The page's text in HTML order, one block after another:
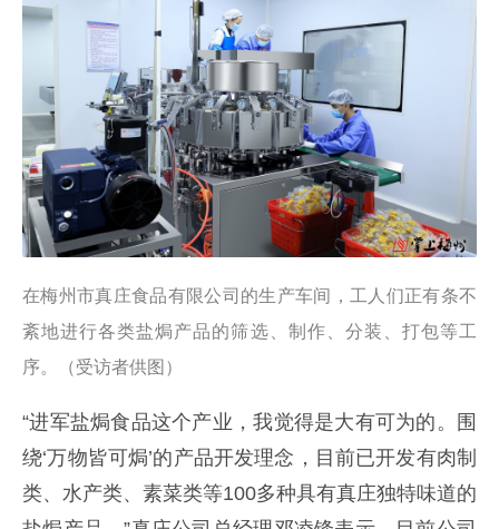
在梅州市真庄食品有限公司的生产车间，工人们正有条不
紊地进行各类盐焗产品的筛选、制作、分装、打包等工
序。（受访者供图）
“进军盐焗食品这个产业，我觉得是大有可为的。围
绕‘万物皆可焗’的产品开发理念，目前已开发有肉制
类、水产类、素菜类等100多种具有真庄独特味道的